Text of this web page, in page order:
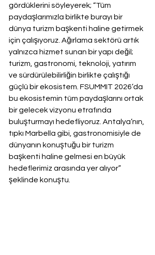
gördüklerini söyleyerek; “Tüm
paydaşlarımızla birlikte burayı bir
dünya turizm başkenti haline getirmek
için çalışıyoruz. Ağırlama sektörü artık
yalnızca hizmet sunan bir yapı değil;
turizm, gastronomi, teknoloji, yatırım
ve sürdürülebilirliğin birlikte çalıştığı
güçlü bir ekosistem. FSUMMIT 2026’da
bu ekosistemin tüm paydaşlarını ortak
bir gelecek vizyonu etrafında
buluşturmayı hedefliyoruz. Antalya’nın,
tıpkı Marbella gibi, gastronomisiyle de
dünyanın konuştuğu bir turizm
başkenti haline gelmesi en büyük
hedeflerimiz arasında yer alıyor”
şeklinde konuştu.